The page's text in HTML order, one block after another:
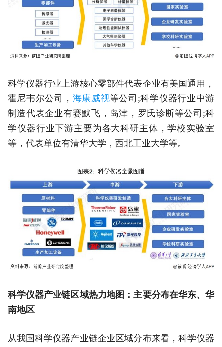
科学仪器行业上游核心零部件代表企业有美国通用，
霍尼韦尔公司， 海康威视等公司;科学仪器行业中游
制造代表企业有赛默飞，岛津，罗氏诊断等公司;科
学仪器行业下游主要为各大科研主体，学校实验室
等，代表单位有清华大学，西北工业大学等。
科学仪器产业链区域热力地图：主要分布在华东、华
南地区
从我国科学仪器产业链企业区域分布来看，科学仪器